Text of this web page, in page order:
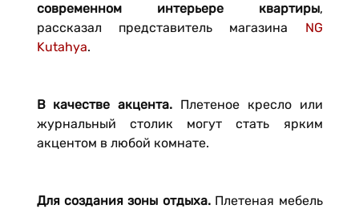
современном интерьере квартиры,
рассказал представитель магазина NG
Kutahya.
В качестве акцента. Плетеное кресло или
журнальный столик могут стать ярким
акцентом в любой комнате.
Для создания зоны отдыха. Плетеная мебель